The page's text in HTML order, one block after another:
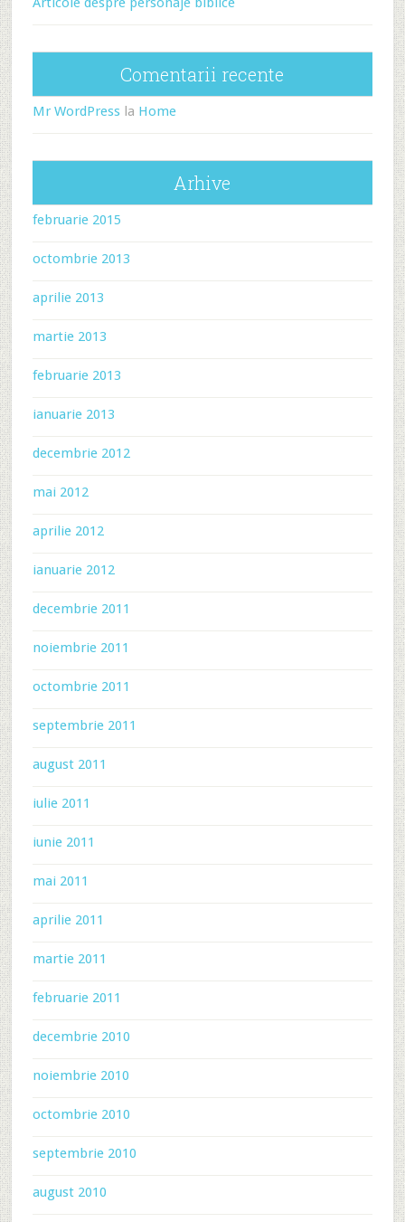
Comentarii recente
Mr WordPressla Home
Arhive
februarie 2015
octombrie 2013
aprilie 2013
martie 2013
februarie 2013
ianuarie 2013
decembrie 2012
mai 2012
aprilie 2012
ianuarie 2012
decembrie 2011
noiembrie 2011
octombrie 2011
septembrie 2011
august 2011
iulie 2011
iunie 2011
mai 2011
aprilie 2011
martie 2011
februarie 2011
decembrie 2010
noiembrie 2010
octombrie 2010
septembrie 2010
august 2010